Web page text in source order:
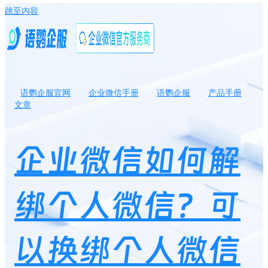
跳至内容
语鹦企服官网 企业微信手册 语鹦企服
产品手册
文章
企业微信如何解
绑个人微信？可
以换绑个人微信